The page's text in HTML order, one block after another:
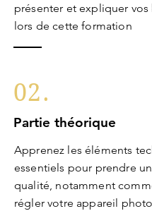
présenter etexpliquer vos
lors de cette formation
02.
Partie théorique
Apprenez les éléments
essentiels pour prendre
qualité, notamment
régler votre appareil